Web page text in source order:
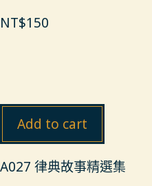
NT$150
Add to cart
A027 律典故事精選集